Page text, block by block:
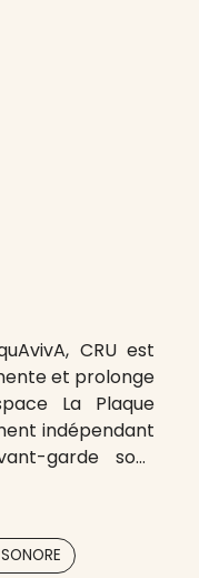
CRU est
et prolonge
La Plaque
indépendant
garde sous
quartier
2014 par le